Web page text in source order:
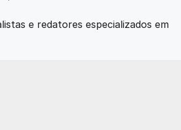
e redatores especializados em